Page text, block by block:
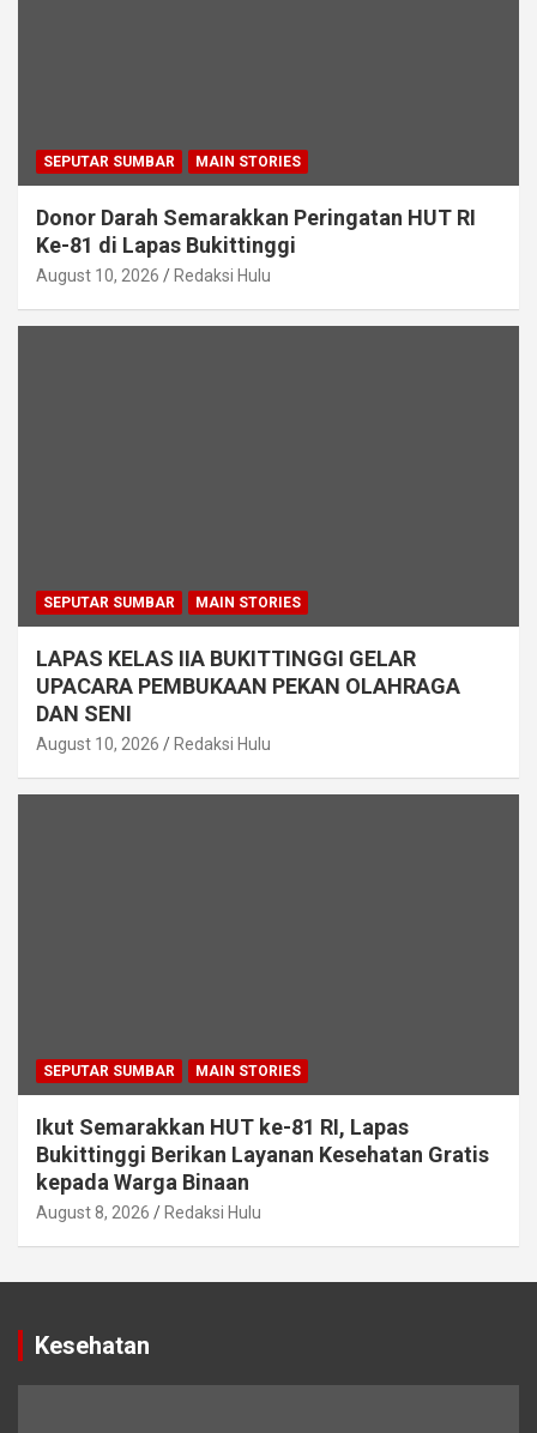
SEPUTAR SUMBAR MAIN STORIES
Donor Darah Semarakkan Peringatan HUT RI
Ke-81 di Lapas Bukittinggi
August 10, 2026 Redaksi Hulu
SEPUTAR SUMBAR MAIN STORIES
LAPAS KELAS IIA BUKITTINGGI GELAR
UPACARA PEMBUKAAN PEKAN OLAHRAGA
DAN SENI
August 10, 2026 Redaksi Hulu
SEPUTAR SUMBAR MAIN STORIES
Ikut Semarakkan HUT ke-81 RI, Lapas
Bukittinggi Berikan Layanan Kesehatan Gratis
kepada Warga Binaan
August 8, 2026 Redaksi Hulu
Kesehatan